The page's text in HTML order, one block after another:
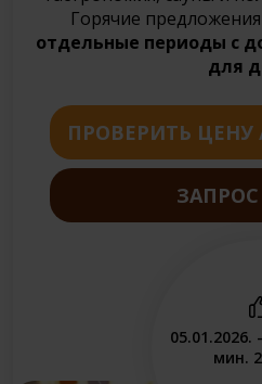
Горячие
отдельные периоды с
для
ПРОВЕРИТЬ ЦЕНУ
05.01.2026.
мин.